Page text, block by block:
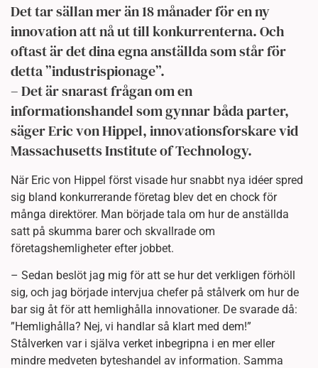
Det tar sällan mer än 18 månader för en ny
innovation att nå ut till konkurrenterna. Och
oftast är det dina egna anställda som står för
detta ”industrispionage”.
– Det är snarast frågan om en
informationshandel som gynnar båda parter,
säger Eric von Hippel, innovationsforskare vid
Massachusetts Institute of Technology.
När Eric von Hippel först visade hur snabbt nya idéer spred
sig bland konkurrerande företag blev det en chock för
många direktörer. Man började tala om hur de anställda
satt på skumma barer och skvallrade om
företagshemligheter efter jobbet.
– Sedan beslöt jag mig för att se hur det verkligen förhöll
sig, och jag började intervjua chefer på stålverk om hur de
bar sig åt för att hemlighålla innovationer. De svarade då:
”Hemlighålla? Nej, vi handlar så klart med dem!”
Stålverken var i själva verket inbegripna i en mer eller
mindre medveten byteshandel av information. Samma